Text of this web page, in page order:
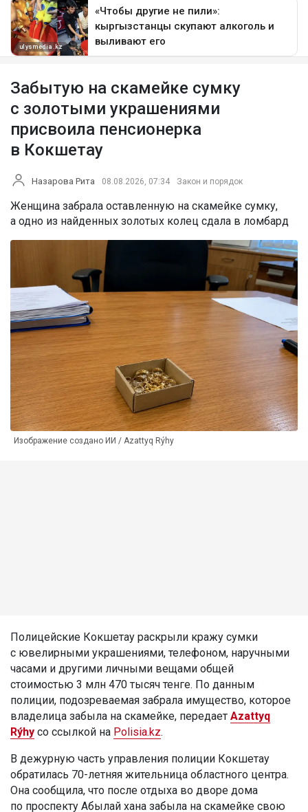
Забытую на скамейке сумку
с золотыми украшениями
присвоила пенсионерка
в Кокшетау
Назарова Рита 08.08.2026, 07:34 Закон и порядок
Женщина забрала оставленную на скамейке сумку,
а одно из найденных золотых колец сдала в ломбард
Изображение создано ИИ / Azattyq Rýhy
Полицейские Кокшетау раскрыли кражу сумки
с ювелирными украшениями, телефоном, наручными
часами и другими личными вещами общей
стоимостью 3 млн 470 тысяч тенге. По данным
полиции, подозреваемая забрала имущество, которое
владелица забыла на скамейке, передает Azattyq
Rýhy со ссылкой на Polisia.kz.
В дежурную часть управления полиции Кокшетау
обратилась 70-летняя жительница областного центра.
Она сообщила, что после отдыха во дворе дома
по проспекту Абылай хана забыла на скамейке свою